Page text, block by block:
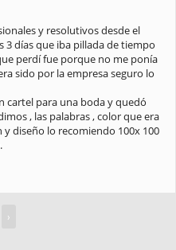
y resolutivos desde el
días que iba pillada de tiempo
perdí fue porque no me ponía
sido por la empresa seguro lo
cartel para una boda y quedó
, las palabras , color que era
diseño lo recomiendo 100x 100
›